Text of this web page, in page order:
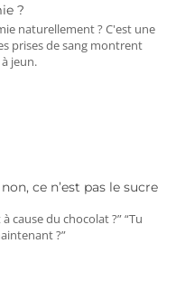
?
naturellement ? C'est une
prises de sang montrent
jeun.
ce n’est pas le sucre
cause du chocolat ?” “Tu
?”